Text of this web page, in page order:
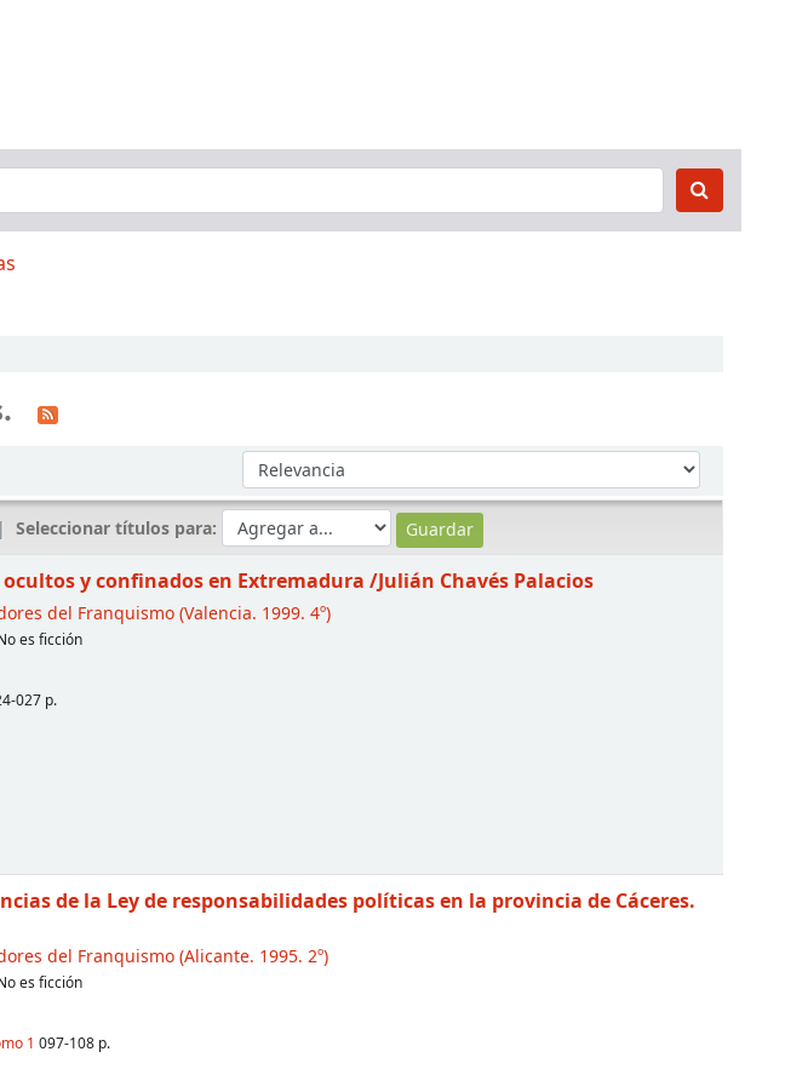
Ordenar por:
Seleccionar títulos para:
y confinados en Extremadura /Julián Chavés Palacios
del Franquismo(Valencia. 1999. 4º)
es ficción
027 p.
de la Ley de responsabilidades políticas en la provincia de Cáceres.
del Franquismo(Alicante. 1995. 2º)
es ficción
1 097-108 p.